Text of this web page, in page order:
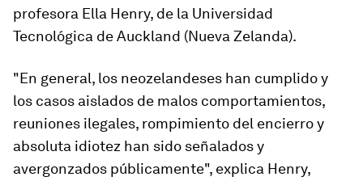
profesora Ella Henry, de la Universidad
Tecnológica de Auckland (Nueva Zelanda).
"En general, los neozelandeses han cumplido y
los casos aislados de malos comportamientos,
reuniones ilegales, rompimiento del encierro y
absoluta idiotez han sido señalados y
avergonzados públicamente", explica Henry,